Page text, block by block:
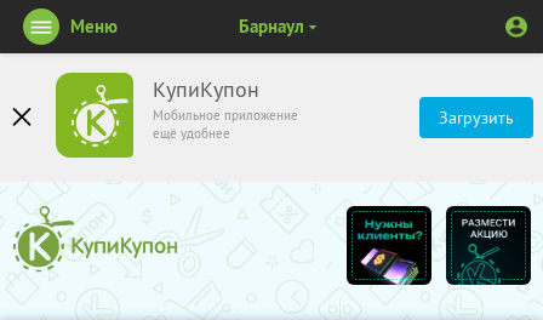
КупиКупон
Мобильное приложение
ещё удобнее
Загрузить
Меню Барнаул